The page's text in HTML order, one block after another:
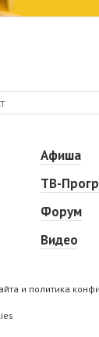
Афиша
ТВ-
Форум
Видео
и политика